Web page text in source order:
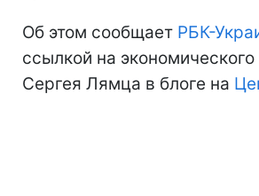
Об этом сообщает РБК-
ссылкой на
Сергея Лямца в блоге на